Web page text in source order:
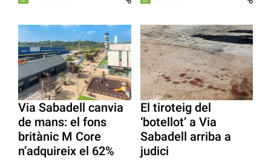
Via Sabadell canvia
de mans: el fons
britànic M Core
n’adquireix el 62%
El tiroteig del
‘botellot’ a Via
Sabadell arriba a
judici